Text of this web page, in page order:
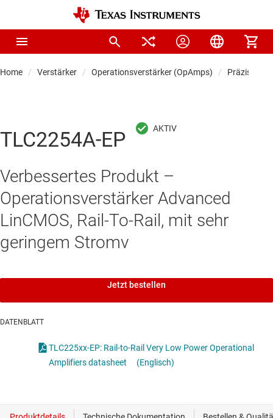
Home Verstärker Operationsverstärker (OpAmps)
TLC2254A-EP
Verbessertes Produkt –
Operationsverstärker Advanced
LinCMOS, Rail-To-Rail, mit sehr
geringem Stromv
Jetzt bestellen
DATENBLATT
TLC225xx-EP: Rail-to-Rail Very Low Power Operational
Amplifiers datasheet
(Englisch)